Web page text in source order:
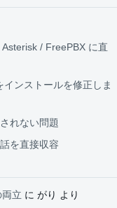
/ FreePBX に直
ンストールを修正しま
れない問題
を直接収容
立 に がり より